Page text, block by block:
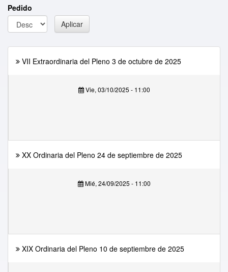
Pedido
Aplicar
VII Extraordinaria del Pleno 3 de octubre de 2025
Vie, 03/10/2025 - 11:00
XX Ordinaria del Pleno 24 de septiembre de 2025
Mié, 24/09/2025 - 11:00
XIX Ordinaria del Pleno 10 de septiembre de 2025